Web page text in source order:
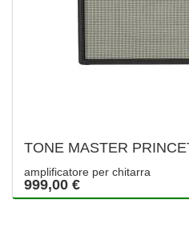
TONE MASTER
amplificatore per chitarra
999,00 €